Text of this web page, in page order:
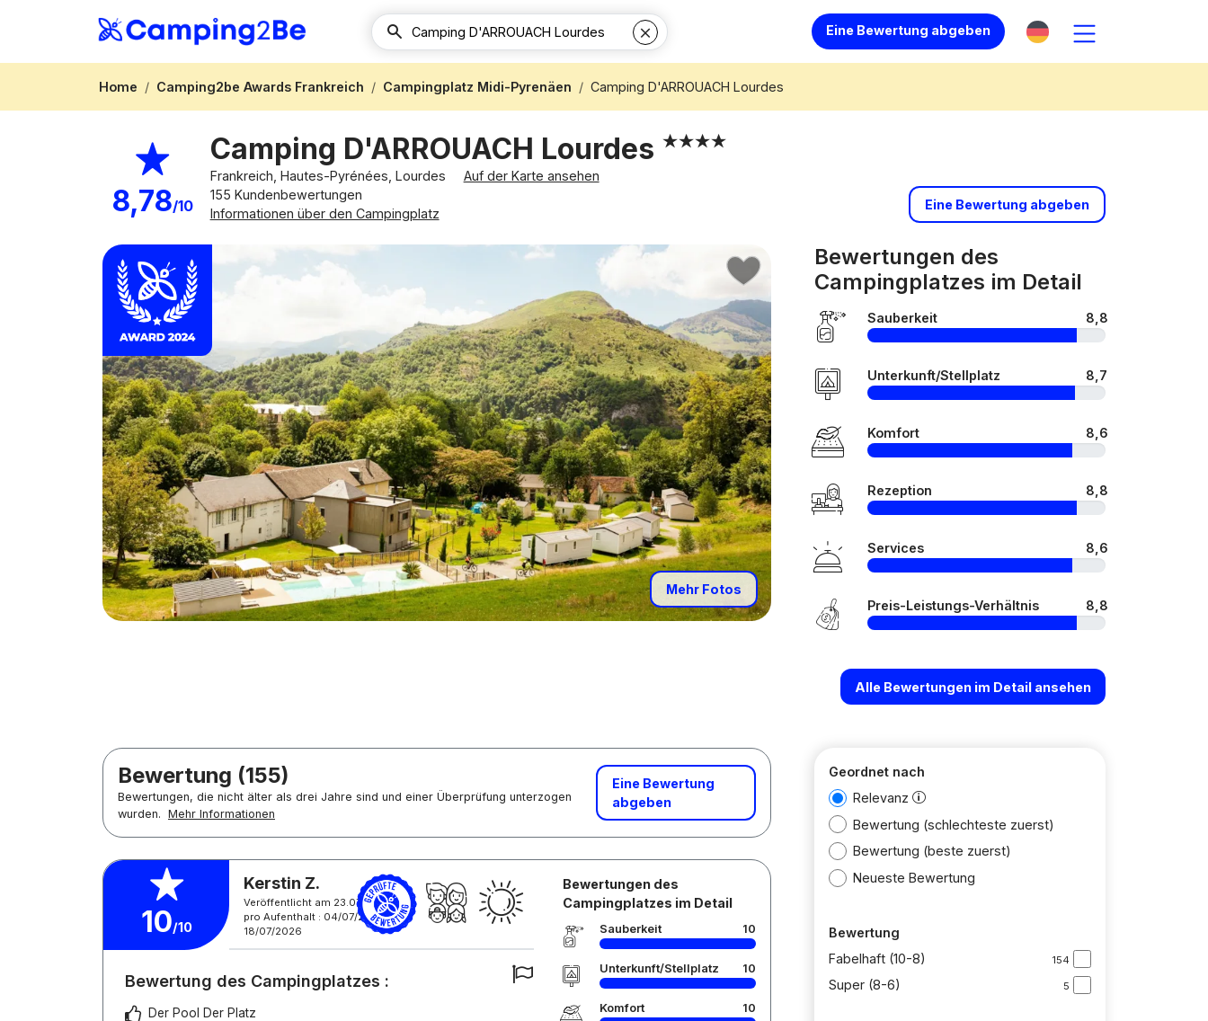
Eine Bewertung abgeben
Home Camping2be Awards Frankreich Campingplatz Midi-Pyrenäen Camping D'ARROUACH Lourdes
8,78/10
Camping D'ARROUACH Lourdes
Frankreich, Hautes-Pyrénées, Lourdes
Auf der Karte ansehen
155 Kundenbewertungen
Informationen über den Campingplatz
Eine Bewertung abgeben
Mehr Fotos
Bewertungen des
Campingplatzes im Detail
Sauberkeit 8,8
Unterkunft/Stellplatz 8,7
Komfort 8,6
Rezeption 8,8
Services 8,6
Preis-Leistungs-Verhältnis 8,8
Alle Bewertungen im Detail ansehen
Bewertung (155)
Bewertungen, die nicht älter als drei Jahre sind und einer Überprüfung unterzogen
wurden. Mehr Informationen
Eine Bewertung
abgeben
10/10
Kerstin Z.
Veröffentlicht am 23.07.2026
pro Aufenthalt : 04/07/2026 -
18/07/2026
Bewertung des Campingplatzes :
Der Pool Der Platz
Bewertungen des
Campingplatzes im Detail
Sauberkeit 10
Unterkunft/Stellplatz 10
Komfort 10
Geordnet nach
Relevanz
Bewertung (schlechteste zuerst)
Bewertung (beste zuerst)
Neueste Bewertung
Bewertung
Fabelhaft (10-8)
154
Super (8-6) 5